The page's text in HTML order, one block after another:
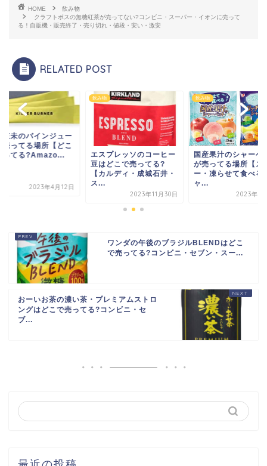
HOME
飲み物
クラフトボスの無糖紅茶が売ってない?コンビニ・スーパー・イオンに売って
る！自販機・販売終了・売り切れ・値段・安い・激安
RELATED POST
來未のパインジュー
売ってる場所【どこ
ってる?Amazo...
2023年4月12日
飲み物
エスプレッソのコーヒー
豆はどこで売ってる?
【カルディ・成城石井・
ス...
2023年11月30日
飲み物
国産果汁のシャーベ
が売ってる場所【ス
ー・凍らせて食べる
ャ...
2023年8
ワンダの午後のブラジルBLENDはどこ
で売ってる?コンビニ・セブン・スー...
おーいお茶の濃い茶・プレミアムストロ
ングはどこで売ってる?コンビニ・セ
ブ...